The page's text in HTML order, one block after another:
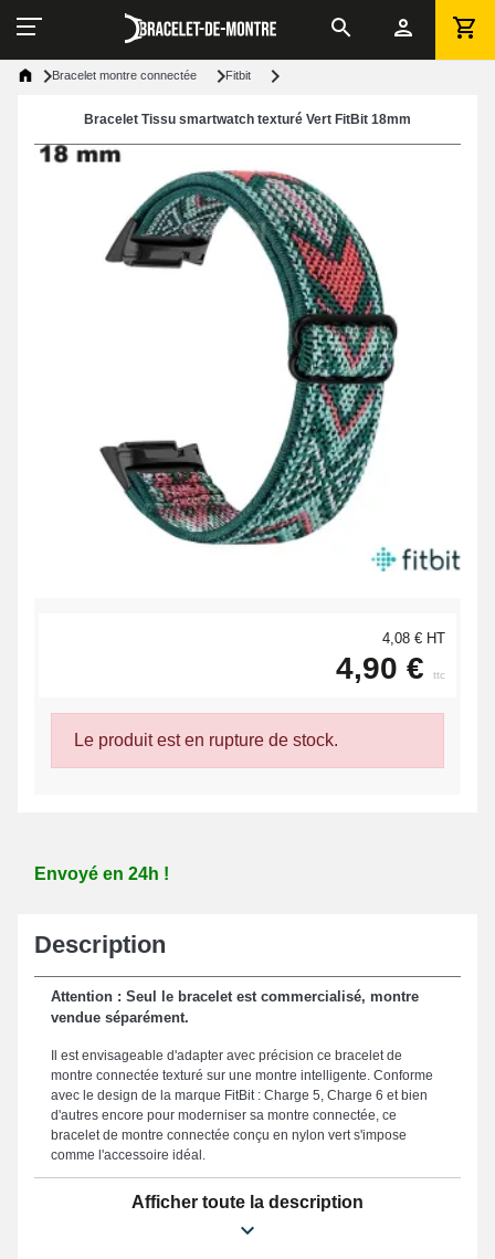
Bracelet montre connectée Fitbit
Bracelet Tissu smartwatch texturé Vert FitBit 18mm
4,08 € HT
4,90 € ttc
Le produit est en rupture de stock.
Envoyé en 24h !
Description
Attention : Seul le bracelet est commercialisé, montre
vendue séparément.
Il est envisageable d'adapter avec précision ce bracelet de
montre connectée texturé sur une montre intelligente. Conforme
avec le design de la marque FitBit : Charge 5, Charge 6 et bien
d'autres encore pour moderniser sa montre connectée, ce
bracelet de montre connectée conçu en nylon vert s'impose
comme l'accessoire idéal.
Afin de constituer un dispositif de fixation facile à utiliser et sûr, ce
bracelet smartwatch comprend un fermoir sangle d'aspect noir
exceptionnel. La largeur de ce bracelet pour montre connectée
Afficher toute la description